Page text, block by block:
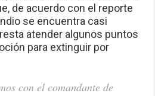
de acuerdo con el reporte
se encuentra casi
atender algunos puntos
para extinguir por
con el comandante de